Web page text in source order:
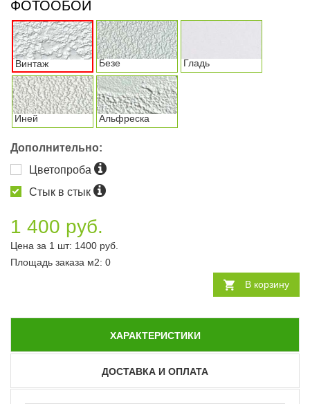
ФОТООБОИ
Винтаж Безе Гладь
Иней Альфреска
Дополнительно:
Цветопроба
Стык в стык
1 400 руб.
Цена за 1 шт: 1400 руб.
Площадь заказа м2: 0
В корзину
ХАРАКТЕРИСТИКИ
ДОСТАВКА И ОПЛАТА